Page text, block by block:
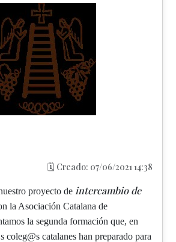
🗓️ Creado: 07/06/2021 14:38
proyecto de intercambio de
la Asociación Catalana de
la segunda formación que, en
coleg@s catalanes han preparado para